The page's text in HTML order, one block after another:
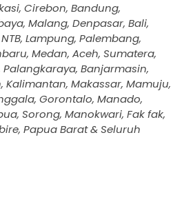
Cirebon, Bandung,
Malang, Denpasar, Bali,
Lampung, Palembang,
Medan, Aceh, Sumatera,
Palangkaraya, Banjarmasin,
Kalimantan, Makassar, Mamuju,
Gorontalo, Manado,
Sorong, Manokwari, Fak fak,
Papua Barat & Seluruh